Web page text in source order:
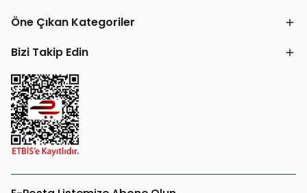
Öne Çıkan Kategoriler
Bizi Takip Edin